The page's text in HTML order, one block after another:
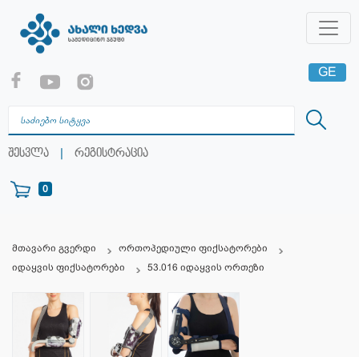
შესვლა | რეგისტრაცია
0
GE
RU
მთავარი გვერდი
ორთოპედიული ფიქსატორები
იდაყვის ფიქსატორები
53.016 იდაყვის ორთეზი